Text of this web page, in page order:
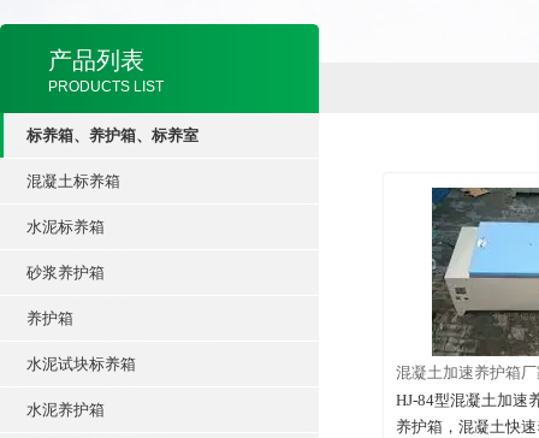
产品列表
PRODUCTS LIST
标养箱、养护箱、标养室
混凝土标养箱
水泥标养箱
砂浆养护箱
养护箱
水泥试块标养箱
水泥养护箱
混凝土加速养护箱
HJ-84型混凝土加速
养护箱，混凝土快